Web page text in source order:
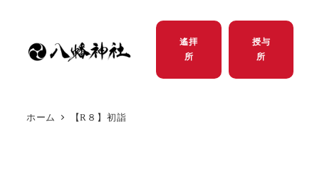
遙拝
所
授与
所
ホーム 【R８】初詣